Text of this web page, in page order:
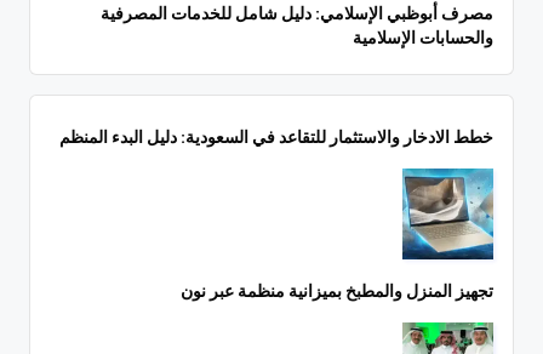
مصرف أبوظبي الإسلامي: دليل شامل للخدمات المصرفية
والحسابات الإسلامية
خطط الادخار والاستثمار للتقاعد في السعودية: دليل البدء المنظم
تجهيز المنزل والمطبخ بميزانية منظمة عبر نون